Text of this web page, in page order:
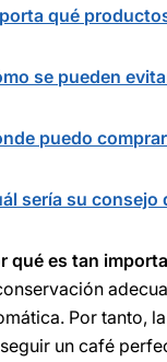
qué
se pueden
puedo
sería su consejo
qué es tan
Por tanto,
un café